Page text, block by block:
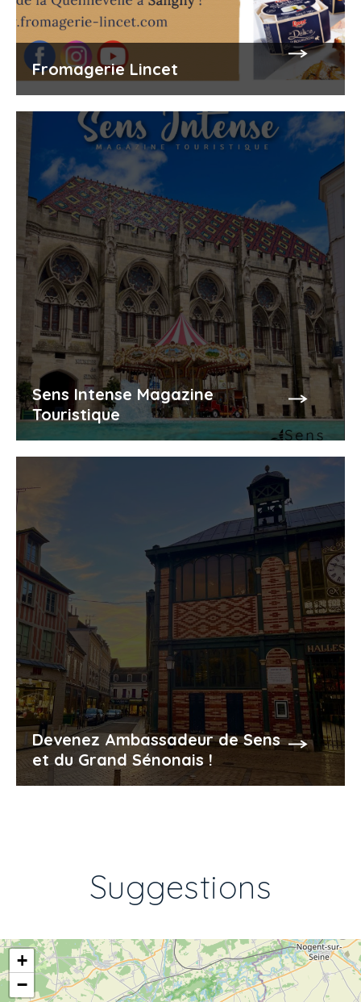
Fromagerie Lincet
Sens Intense Magazine
Touristique
Devenez Ambassadeur de Sens
et du Grand Sénonais !
Suggestions
+
−